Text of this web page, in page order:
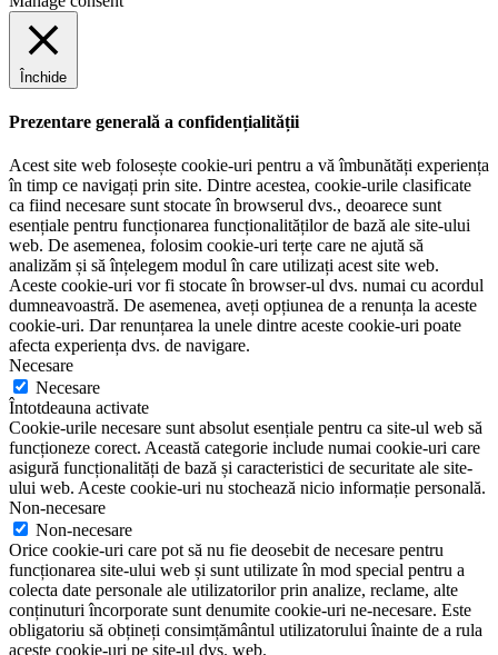
Închide
Prezentare generală a confidențialității
Acest site web folosește cookie-uri pentru a vă îmbunătăți experiența
în timp ce navigați prin site. Dintre acestea, cookie-urile clasificate
ca fiind necesare sunt stocate în browserul dvs., deoarece sunt
esențiale pentru funcționarea funcționalităților de bază ale site-ului
web. De asemenea, folosim cookie-uri terțe care ne ajută să
analizăm și să înțelegem modul în care utilizați acest site web.
Aceste cookie-uri vor fi stocate în browser-ul dvs. numai cu acordul
dumneavoastră. De asemenea, aveți opțiunea de a renunța la aceste
cookie-uri. Dar renunțarea la unele dintre aceste cookie-uri poate
afecta experiența dvs. de navigare.
Necesare
Necesare
Întotdeauna activate
Cookie-urile necesare sunt absolut esențiale pentru ca site-ul web să
funcționeze corect. Această categorie include numai cookie-uri care
asigură funcționalități de bază și caracteristici de securitate ale site-
ului web. Aceste cookie-uri nu stochează nicio informație personală.
Non-necesare
Non-necesare
Orice cookie-uri care pot să nu fie deosebit de necesare pentru
funcționarea site-ului web și sunt utilizate în mod special pentru a
colecta date personale ale utilizatorilor prin analize, reclame, alte
conținuturi încorporate sunt denumite cookie-uri ne-necesare. Este
obligatoriu să obțineți consimțământul utilizatorului înainte de a rula
aceste cookie-uri pe site-ul dvs. web.